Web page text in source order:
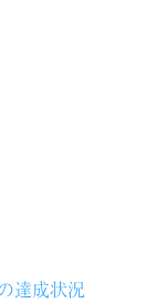
達成状況